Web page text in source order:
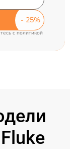
cполитикой